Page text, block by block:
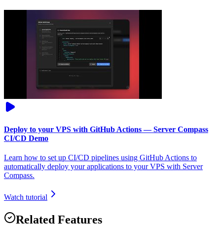
Deploy to your VPS with GitHub Actions — Server Compass
CI/CD Demo
Learn how to set up CI/CD pipelines using GitHub Actions to
automatically deploy your applications to your VPS with Server
Compass.
Watch tutorial
Related Features